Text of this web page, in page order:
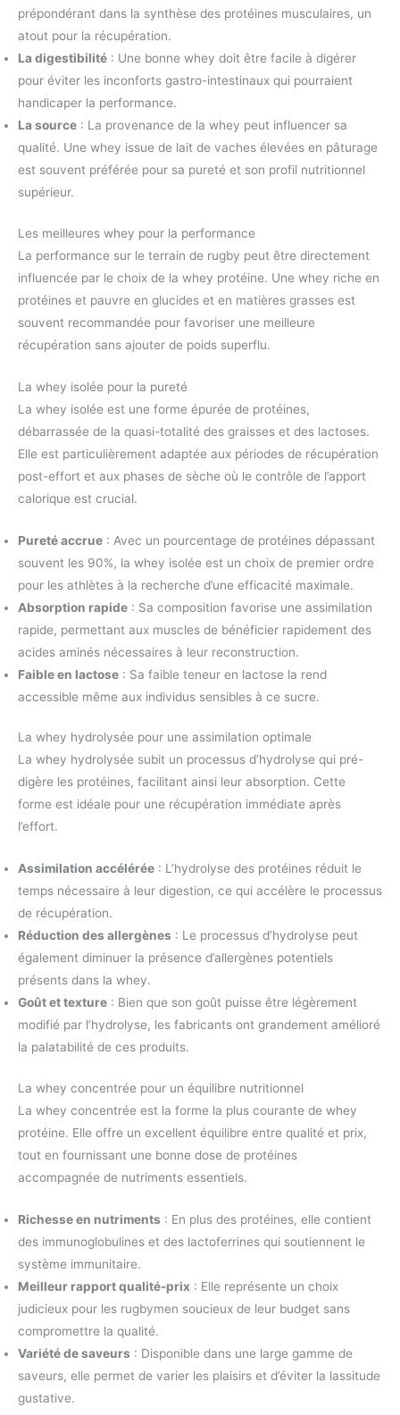
prépondérant dans la synthèse des protéines musculaires, un
atout pour la récupération.
La digestibilité : Une bonne whey doit être facile à digérer
pour éviter les inconforts gastro-intestinaux qui pourraient
handicaper la performance.
La source : La provenance de la whey peut influencer sa
qualité. Une whey issue de lait de vaches élevées en pâturage
est souvent préférée pour sa pureté et son profil nutritionnel
supérieur.
Les meilleures whey pour la performance
La performance sur le terrain de rugby peut être directement
influencée par le choix de la whey protéine. Une whey riche en
protéines et pauvre en glucides et en matières grasses est
souvent recommandée pour favoriser une meilleure
récupération sans ajouter de poids superflu.
La whey isolée pour la pureté
La whey isolée est une forme épurée de protéines,
débarrassée de la quasi-totalité des graisses et des lactoses.
Elle est particulièrement adaptée aux périodes de récupération
post-effort et aux phases de sèche où le contrôle de l’apport
calorique est crucial.
Pureté accrue : Avec un pourcentage de protéines dépassant
souvent les 90%, la whey isolée est un choix de premier ordre
pour les athlètes à la recherche d’une efficacité maximale.
Absorption rapide : Sa composition favorise une assimilation
rapide, permettant aux muscles de bénéficier rapidement des
acides aminés nécessaires à leur reconstruction.
Faible en lactose : Sa faible teneur en lactose la rend
accessible même aux individus sensibles à ce sucre.
La whey hydrolysée pour une assimilation optimale
La whey hydrolysée subit un processus d’hydrolyse qui pré-
digère les protéines, facilitant ainsi leur absorption. Cette
forme est idéale pour une récupération immédiate après
l’effort.
Assimilation accélérée : L’hydrolyse des protéines réduit le
temps nécessaire à leur digestion, ce qui accélère le processus
de récupération.
Réduction des allergènes : Le processus d’hydrolyse peut
également diminuer la présence d’allergènes potentiels
présents dans la whey.
Goût et texture : Bien que son goût puisse être légèrement
modifié par l’hydrolyse, les fabricants ont grandement amélioré
la palatabilité de ces produits.
La whey concentrée pour un équilibre nutritionnel
La whey concentrée est la forme la plus courante de whey
protéine. Elle offre un excellent équilibre entre qualité et prix,
tout en fournissant une bonne dose de protéines
accompagnée de nutriments essentiels.
Richesse en nutriments : En plus des protéines, elle contient
des immunoglobulines et des lactoferrines qui soutiennent le
système immunitaire.
Meilleur rapport qualité-prix : Elle représente un choix
judicieux pour les rugbymen soucieux de leur budget sans
compromettre la qualité.
Variété de saveurs : Disponible dans une large gamme de
saveurs, elle permet de varier les plaisirs et d’éviter la lassitude
gustative.